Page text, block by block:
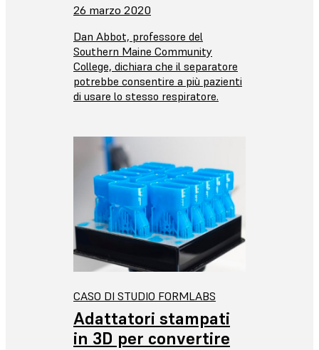
26 marzo 2020
Dan Abbot, professore del
Southern Maine Community
College, dichiara che il separatore
potrebbe consentire a più pazienti
di usare lo stesso respiratore.
CASO DI STUDIO FORMLABS
Adattatori stampati
in 3D per convertire